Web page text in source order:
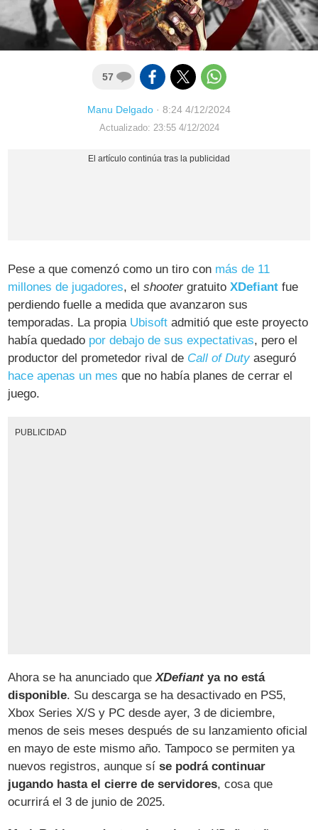
57
Manu Delgado · 8:24 4/12/2024
Actualizado: 23:55 4/12/2024
Pese a que comenzó como un tiro con más de 11
millones de jugadores, elshootergratuitoXDefiant fue
perdiendo fuelle a medida que avanzaron sus
temporadas. La propia Ubisoft admitió que este proyecto
había quedado por debajo de sus expectativas, pero el
productor del prometedor rival de Call of Duty aseguró
hace apenas un mes que no había planes de cerrar el
juego.
PUBLICIDAD
Ahora se ha anunciado queXDefiantya no está
disponible. Su descarga se ha desactivado en PS5,
Xbox Series X/S y PC desde ayer, 3 de diciembre,
menos de seis meses después de su lanzamiento oficial
en mayo de este mismo año. Tampoco se permiten ya
nuevos registros, aunque síse podrá continuar
jugando hasta el cierre de servidores, cosa que
ocurrirá el 3 de junio de 2025.